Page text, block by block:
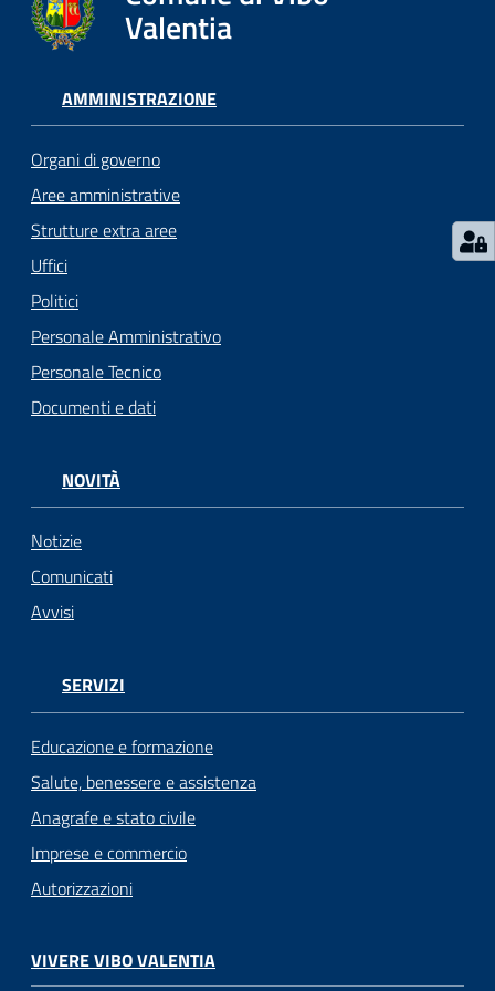
argomenti...
Seguici
su
Valentia
AMMINISTRAZIONE
Organi di governo
Aree amministrative
Strutture extra aree
Uffici
Politici
Personale Amministrativo
Personale Tecnico
Documenti e dati
NOVITÀ
Notizie
Comunicati
Avvisi
SERVIZI
Educazione e formazione
Salute, benessere e assistenza
Anagrafe e stato civile
Imprese e commercio
Autorizzazioni
VIVERE VIBO VALENTIA